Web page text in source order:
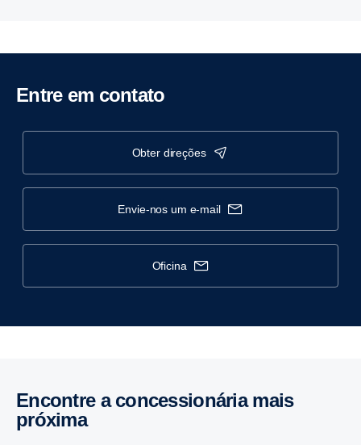
Entre em contato
obter direções
envie-nos um e-mail
oficina
Encontre a concessionária mais
próxima